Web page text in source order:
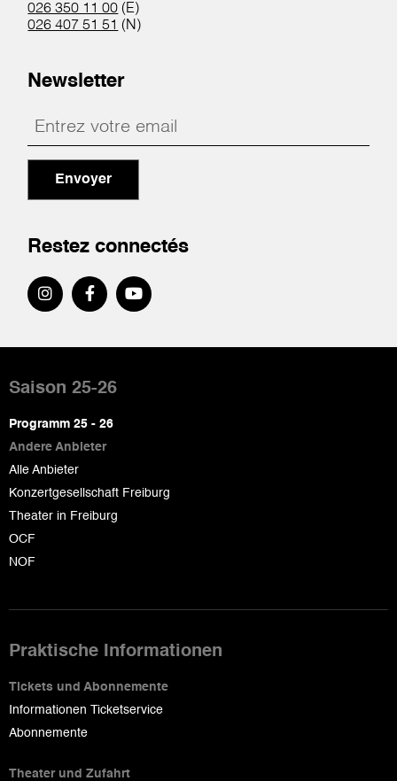
026 350 11 00 (E)
026 407 51 51 (N)
Newsletter
Envoyer
Restez connectés
de
page
Saison 25-26
Programm 25 - 26
Andere Anbieter
Alle Anbieter
Konzertgesellschaft Freiburg
Theater in Freiburg
OCF
NOF
Praktische Informationen
Tickets und Abonnemente
Informationen Ticketservice
Abonnemente
Theater und Zufahrt